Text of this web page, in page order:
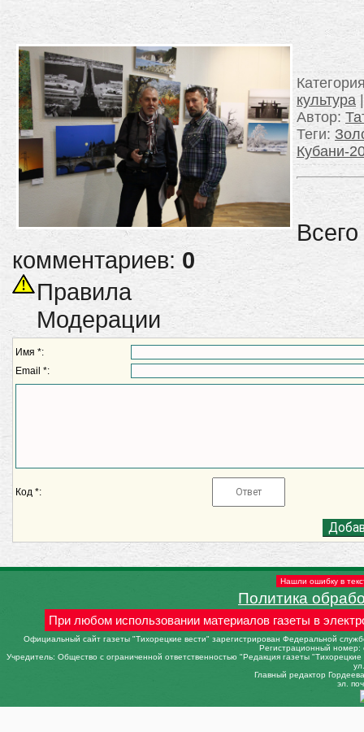
культура
Автор:
Теги:
Кубани-
Всего
комментариев: 0
Правила
Модерации
Имя *:
Email *:
Код *:
Нашли ошибку в
Политика
При любом использовании материалов газеты в
Официальный сайт газеты "Тихорецкие вести" зарегистрирован Федеральной
Регистрационный
Учредитель: Общество с ограниченной ответственностью "Редакция газеты
Главный редактор
эл.